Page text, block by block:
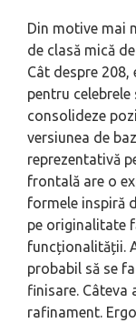
Din motive mai
de clasă mică
Cât despre
pentru celebrele
consolideze
versiunea de
reprezentativă
frontală are o
formele inspiră
pe originalitate
funcționalității.
probabil să se
finisare. Câteva
rafinament.